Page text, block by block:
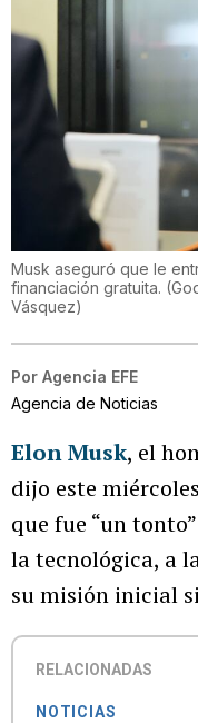
Musk aseguró que le
financiación gratuita.
Vásquez)
Por Agencia EFE
Agencia de Noticias
Elon Musk, el
dijo este
que fue “un
la tecnológica, a
su misión inicial
RELACIONADAS
NOTICIAS